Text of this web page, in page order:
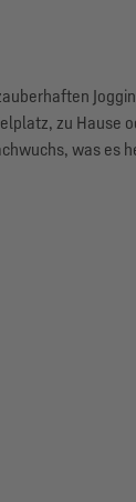
zu Hause
was es